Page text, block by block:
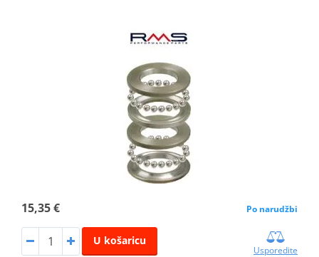
15,35 € Po narudžbi
U košaricu
Usporedite